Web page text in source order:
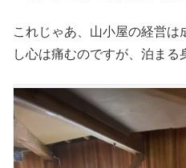
これじゃあ、山小屋の経営
し心は痛むのですが、泊まる